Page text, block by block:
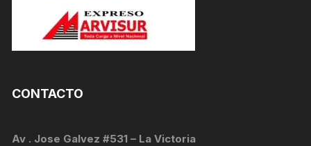
CONTACTO
Av . Jose Galvez #531 – La Victoria